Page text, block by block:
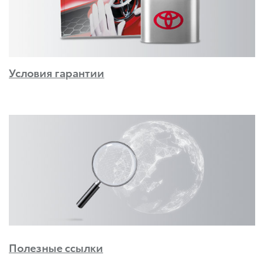
Условия гарантии
Полезные ссылки